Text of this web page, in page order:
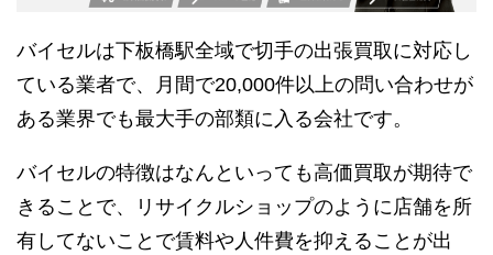
バイセルは下板橋駅全域で切手の出張買取に対応し
ている業者で、月間で20,000件以上の問い合わせが
ある業界でも最大手の部類に入る会社です。
バイセルの特徴はなんといっても高価買取が期待で
きることで、リサイクルショップのように店舗を所
有してないことで賃料や人件費を抑えることが出